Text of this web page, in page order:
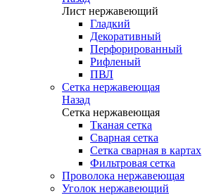
Лист нержавеющий
Гладкий
Декоративный
Перфорированный
Рифленый
ПВЛ
Сетка нержавеющая
Назад
Сетка нержавеющая
Тканая сетка
Сварная сетка
Сетка сварная в картах
Фильтровая сетка
Проволока нержавеющая
Уголок нержавеющий